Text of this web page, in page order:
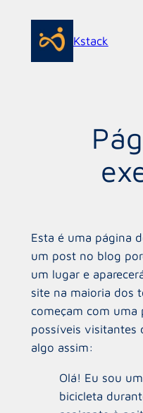
Kstack
Esta é uma página
um post no blog
um lugar e
site na maioria dos
começam com uma
possíveis visitantes
algo assim:
Olá! Eu sou
bicicleta